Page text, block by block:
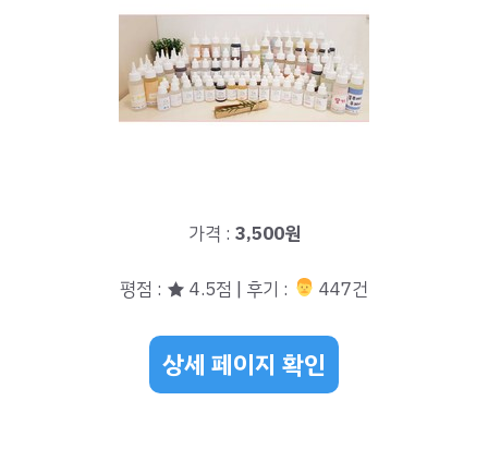
가격 : 3,500원
평점 : ★ 4.5점 | 후기 : ‍‍ 447건
상세 페이지 확인